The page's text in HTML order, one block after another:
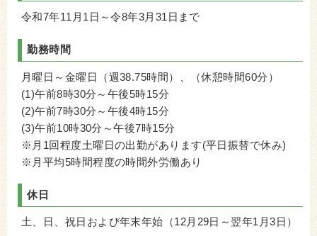
令和7年11月1日～令8年3月31日まで
勤務時間
月曜日～金曜日（週38.75時間）、（休憩時間60分）
(1)午前8時30分～午後5時15分
(2)午前7時30分～午後4時15分
(3)午前10時30分～午後7時15分
※月1回程度土曜日の出勤があります(平日振替で休み)
※月平均5時間程度の時間外労働あり
休日
土、日、祝日および年末年始（12月29日～翌年1月3日）